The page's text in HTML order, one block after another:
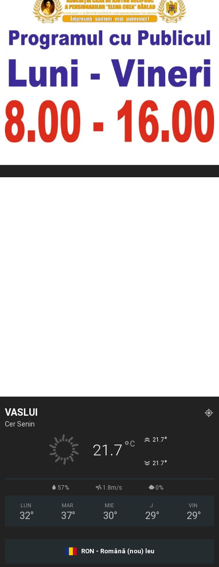
VASLUI
Cer Senin
21.7 °C 21.7°
21.7°
57% 1.8m/s 0%
LUN
32°
MAR
37°
MIE
30°
J
29°
VIN
29°
RON - Română (nou) leu